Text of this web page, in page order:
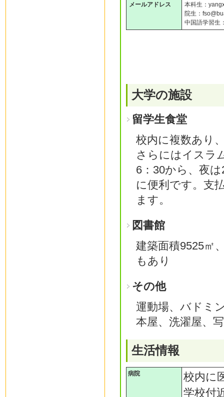
メールアドレス
本科生：
院生：
中国語学習生
大学の施設
留学生食堂
校内に複数あり
さらにはイスラ
6：30から、夜
に便利です。支
ます。
図書館
建築面積9525㎡
もあり
その他
運動場、バドミ
本屋、洗濯屋、
生活情報
病院
校内に
学校付